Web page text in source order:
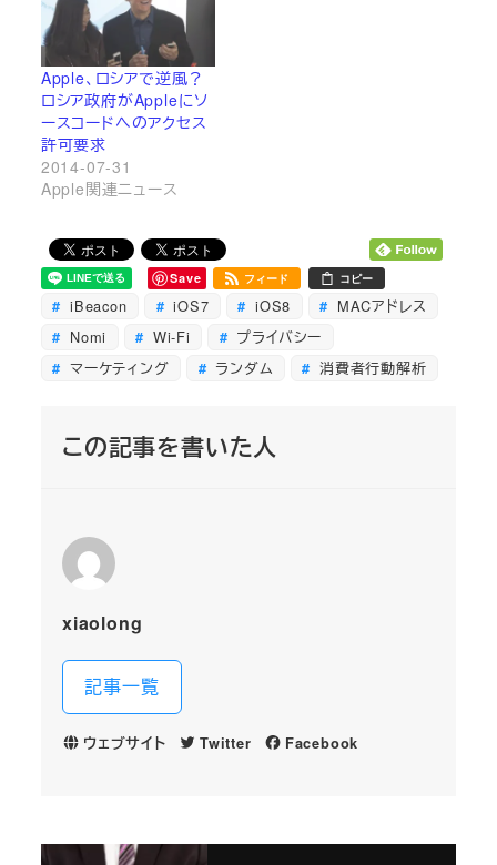
Apple、ロシアで逆風？
ロシア政府がAppleにソ
ースコードへのアクセス
許可要求
2014-07-31
Apple関連ニュース
Save フィード コピー
iBeacon iOS7 iOS8
MACアドレス
Nomi
Wi-Fi
プライバシー
マーケティング
ランダム 消費者行動解析
この記事を書いた人
xiaolong
記事一覧
ウェブサイト Twitter Facebook